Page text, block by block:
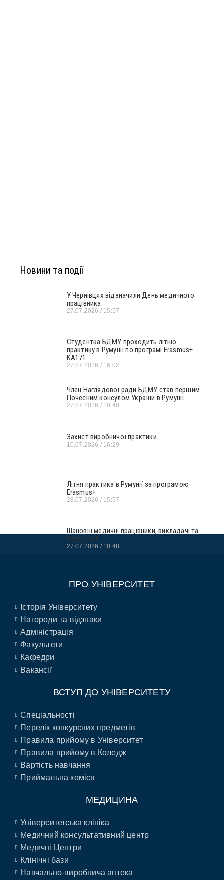
Новини та події
У Чернівцях відзначили День медичного
працівника
27.07.2026 15:57
Студентка БДМУ проходить літню
практику в Румунії по програмі Erasmus+
KA171
27.07.2026 16:02
Член Наглядової ради БДМУ став першим
Почесним консулом України в Румунії
27.07.2026 10:40
Захист виробничої практики
10.07.2026 16:29
Літня практика в Румунії за програмою
Erasmus+
28.07.2026 15:57
Шановні медичні працівники, викладачі та
студенти!
27.07.2026 10:48
ПРО УНІВЕРСИТЕТ
Історія Університету
Нагороди та відзнаки
Адміністрація
Факультети
Кафедри
Вакансії
ВСТУП ДО УНІВЕРСИТЕТУ
Спеціальності
Перелік конкурсних предметів
Правила прийому в Університет
Правила прийому в Коледж
Вартість навчання
Приймальна коміся
МЕДИЦИНА
Університетська клініка
Медичний консультативний центр
Медичні Центри
Клінічні бази
Навчально-виробнича аптека